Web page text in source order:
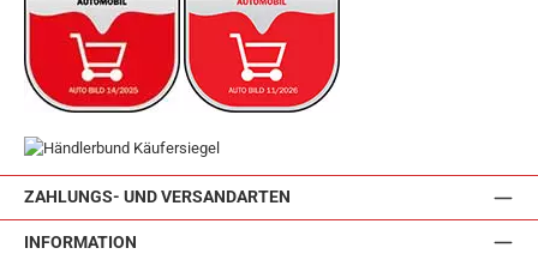
ZAHLUNGS- UND VERSANDARTEN
INFORMATION